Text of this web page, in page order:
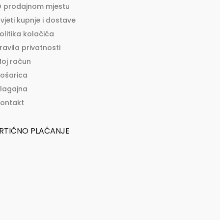
prodajnom mjestu
kupnje i dostave
kolačića
privatnosti
račun
PLAĆANJE